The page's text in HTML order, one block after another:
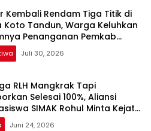
Kembali Rendam Tiga Titik di
Koto Tandun, Warga Keluhkan
Penanganan Pemkab
Juli 30, 2026
RLH Mangkrak Tapi
Selesai 100%, Aliansi
SIMAK Rohul Minta Kejati
Plt Kadis Perkim
Juni 24, 2026